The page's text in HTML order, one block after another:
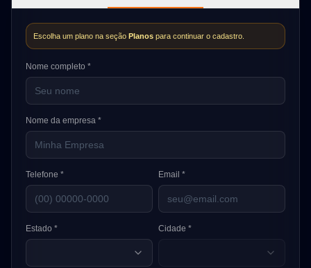
Escolha um plano na seção Planos para continuar o cadastro.
Nome completo *
Nome da empresa *
Telefone * Email *
Estado * Cidade *